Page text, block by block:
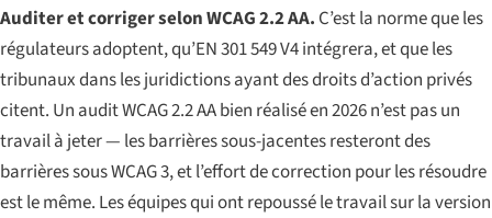
Auditer et corriger selon WCAG 2.2 AA. C’est la norme que les
régulateurs adoptent, qu’EN 301 549 V4 intégrera, et que les
tribunaux dans les juridictions ayant des droits d’action privés
citent. Un audit WCAG 2.2 AA bien réalisé en 2026 n’est pas un
travail à jeter — les barrières sous-jacentes resteront des
barrières sous WCAG 3, et l’effort de correction pour les résoudre
est le même. Les équipes qui ont repoussé le travail sur la version